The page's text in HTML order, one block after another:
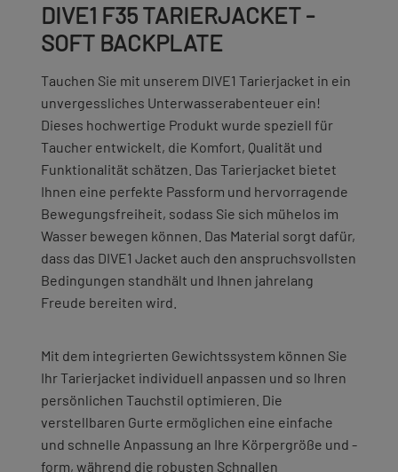
DIVE1 F35 TARIERJACKET -
SOFT BACKPLATE
Tauchen Sie mit unserem DIVE1 Tarierjacket in ein
unvergessliches Unterwasserabenteuer ein!
Dieses hochwertige Produkt wurde speziell für
Taucher entwickelt, die Komfort, Qualität und
Funktionalität schätzen. Das Tarierjacket bietet
Ihnen eine perfekte Passform und hervorragende
Bewegungsfreiheit, sodass Sie sich mühelos im
Wasser bewegen können. Das Material sorgt dafür,
dass das DIVE1 Jacket auch den anspruchsvollsten
Bedingungen standhält und Ihnen jahrelang
Freude bereiten wird.
Mit dem integrierten Gewichtssystem können Sie
Ihr Tarierjacket individuell anpassen und so Ihren
persönlichen Tauchstil optimieren. Die
verstellbaren Gurte ermöglichen eine einfache
und schnelle Anpassung an Ihre Körpergröße und -
form, während die robusten Schnallen